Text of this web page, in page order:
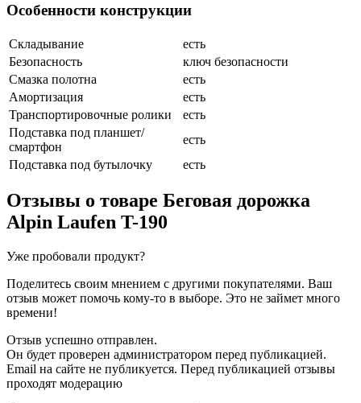
Особенности конструкции
Складывание
есть
Безопасность
ключ безопасности
Смазка полотна
есть
Амортизация
есть
Транспортировочные ролики
есть
Подставка под планшет/
смартфон
есть
Подставка под бутылочку
есть
Отзывы о товаре Беговая дорожка
Alpin Laufen T-190
Уже пробовали продукт?
Поделитесь своим мнением с другими покупателями. Ваш
отзыв может помочь кому-то в выборе. Это не займет много
времени!
Отзыв успешно отправлен.
Он будет проверен администратором перед публикацией.
Email на сайте не публикуется. Перед публикацией отзывы
проходят модерацию